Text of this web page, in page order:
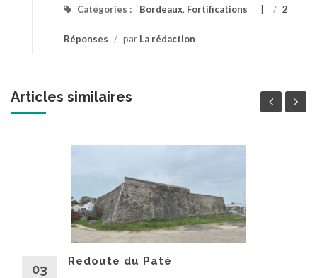
Catégories : Bordeaux, Fortifications / 2
Réponses / par La rédaction
Articles similaires
03
Redoute du Paté